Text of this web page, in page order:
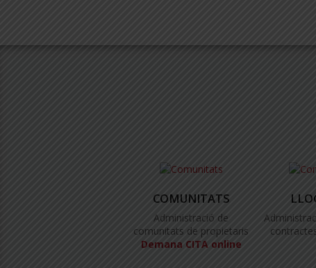
COMUNITATS
Administració de
comunitats de propietaris
Demana CITA online